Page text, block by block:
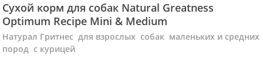
Сухой корм для собак Natural Greatness
Optimum Recipe Mini & Medium
Натурал Гритнес для взрослых собак маленьких и средних
пород с курицей